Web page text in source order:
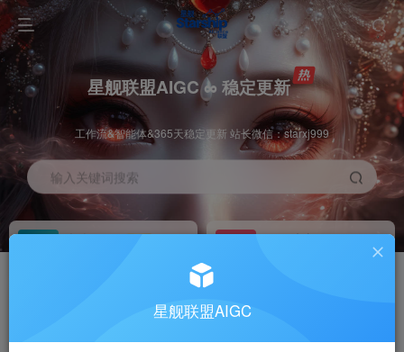
星舰联盟AIGC ∞ 稳定更新
工作流&智能体&365天稳定更新 站长微信：starxj999
输入关键词搜索
加入会员 工作流主页
每周免费工作流体验
星舰联盟AIGC